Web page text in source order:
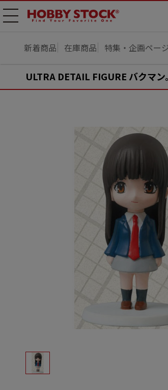
メニ
新着商品 在庫商品 特集・企画ペー
ULTRA DETAIL FIGURE バクマ